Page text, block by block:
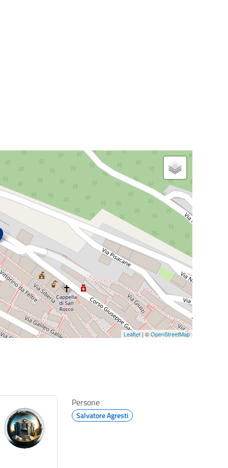
Leaflet| ©OpenStreetMap
Persone
Salvatore Agresti